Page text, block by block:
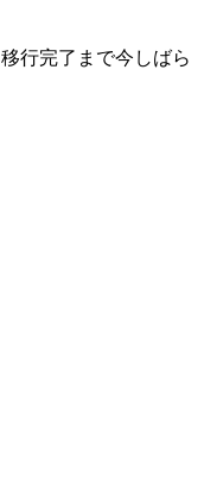
移行完了まで今しばら